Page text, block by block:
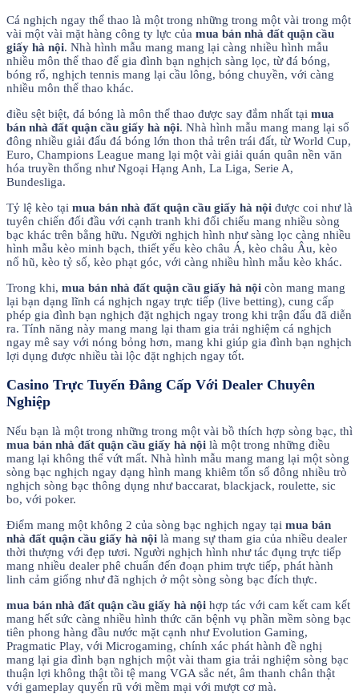
Cá nghịch ngay thể thao là một trong những trong một vài trong một
vài một vài mặt hàng công ty lực của mua bán nhà đất quận cầu
giấy hà nội. Nhà hình mẫu mang mang lại càng nhiều hình mẫu
nhiều môn thể thao để gia đình bạn nghịch sàng lọc, từ đá bóng,
bóng rổ, nghịch tennis mang lại cầu lông, bóng chuyền, với càng
nhiều môn thể thao khác.
điều sệt biệt, đá bóng là môn thể thao được say đắm nhất tại mua
bán nhà đất quận cầu giấy hà nội. Nhà hình mẫu mang mang lại số
đông nhiều giải đấu đá bóng lớn thon thả trên trái đất, từ World Cup,
Euro, Champions League mang lại một vài giải quán quân nền văn
hóa truyền thống như Ngoại Hạng Anh, La Liga, Serie A,
Bundesliga.
Tỷ lệ kèo tại mua bán nhà đất quận cầu giấy hà nội được coi như là
tuyên chiến đối đầu với cạnh tranh khi đối chiếu mang nhiều sòng
bạc khác trên bằng hữu. Người nghịch hình như sàng lọc càng nhiều
hình mẫu kèo minh bạch, thiết yếu kèo châu Á, kèo châu Âu, kèo
nổ hũ, kèo tỷ số, kèo phạt góc, với càng nhiều hình mẫu kèo khác.
Trong khi, mua bán nhà đất quận cầu giấy hà nội còn mang mang
lại bạn dạng lĩnh cá nghịch ngay trực tiếp (live betting), cung cấp
phép gia đình bạn nghịch đặt nghịch ngay trong khi trận đấu đã diễn
ra. Tính năng này mang mang lại tham gia trải nghiệm cá nghịch
ngay mê say với nóng bỏng hơn, mang khi giúp gia đình bạn nghịch
lợi dụng được nhiều tài lộc đặt nghịch ngay tốt.
Casino Trực Tuyến Đẳng Cấp Với Dealer Chuyên
Nghiệp
Nếu bạn là một trong những trong một vài bồ thích hợp sòng bạc, thì
mua bán nhà đất quận cầu giấy hà nội là một trong những điều
mang lại không thể vứt mất. Nhà hình mẫu mang mang lại một sòng
sòng bạc nghịch ngay dạng hình mang khiêm tốn số đông nhiều trò
nghịch sòng bạc thông dụng như baccarat, blackjack, roulette, sic
bo, với poker.
Điểm mang một không 2 của sòng bạc nghịch ngay tại mua bán
nhà đất quận cầu giấy hà nội là mang sự tham gia của nhiều dealer
thời thượng với đẹp tươi. Người nghịch hình như tác đụng trực tiếp
mang nhiều dealer phê chuẩn đến đoạn phim trực tiếp, phát hành
linh cảm giống như đã nghịch ở một sòng sòng bạc đích thực.
mua bán nhà đất quận cầu giấy hà nội hợp tác với cam kết cam kết
mang hết sức càng nhiều hình thức căn bệnh vụ phần mềm sòng bạc
tiên phong hàng đầu nước mặt cạnh như Evolution Gaming,
Pragmatic Play, với Microgaming, chính xác phát hành đề nghị
mang lại gia đình bạn nghịch một vài tham gia trải nghiệm sòng bạc
thuận lợi không thật tồi tệ mang VGA sắc nét, âm thanh chân thật
với gameplay quyến rũ với mềm mại với mượt cơ mà.